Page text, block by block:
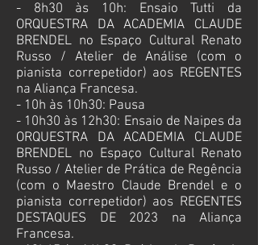
- 8h30 às 10h: Ensaio Tutti da
ORQUESTRA DA ACADEMIA CLAUDE
BRENDEL no Espaço Cultural Renato
Russo / Atelier de Análise (com o
pianista correpetidor) aos REGENTES
na Aliança Francesa.
- 10h às 10h30: Pausa
- 10h30 às 12h30: Ensaio de Naipes da
ORQUESTRA DA ACADEMIA CLAUDE
BRENDEL no Espaço Cultural Renato
Russo / Atelier de Prática de Regência
(com o Maestro Claude Brendel e o
pianista correpetidor) aos REGENTES
DESTAQUES DE 2023 na Aliança
Francesa.